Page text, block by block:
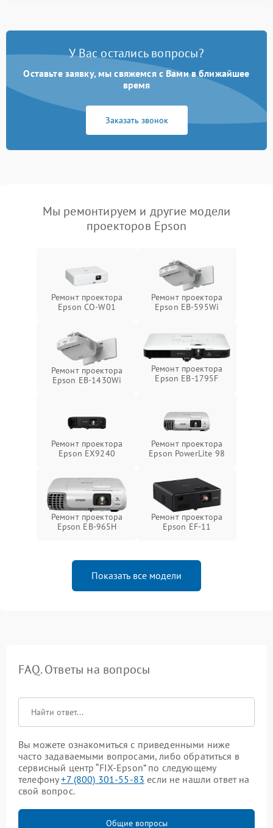
У Вас остались вопросы?
Оставьте заявку, мы свяжемся с Вами в ближайшее
время
Заказать звонок
Мы ремонтируем и другие модели
проекторов Epson
Ремонт проектора
Epson CO-W01
Ремонт проектора
Epson EB-595Wi
Ремонт проектора
Epson EB-1430Wi
Ремонт проектора
Epson EB-1795F
Ремонт проектора
Epson EX9240
Ремонт проектора
Epson PowerLite 98
Ремонт проектора
Epson EB-965H
Ремонт проектора
Epson EF-11
Показать все модели
FAQ. Ответы на вопросы
Вы можете ознакомиться с приведенными ниже
часто задаваемыми вопросами, либо обратиться в
сервисный центр “FIX-Epson” по следующему
телефону+7 (800) 301-55-83 если не нашли ответ на
свой вопрос.
Общие вопросы